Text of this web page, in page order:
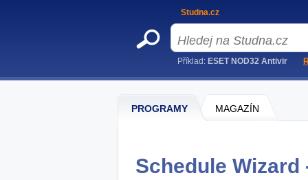
PROGRAMY MAGAZÍN
Schedule Wizard
Studna.cz
Příklad: ESET NOD32 Antivir